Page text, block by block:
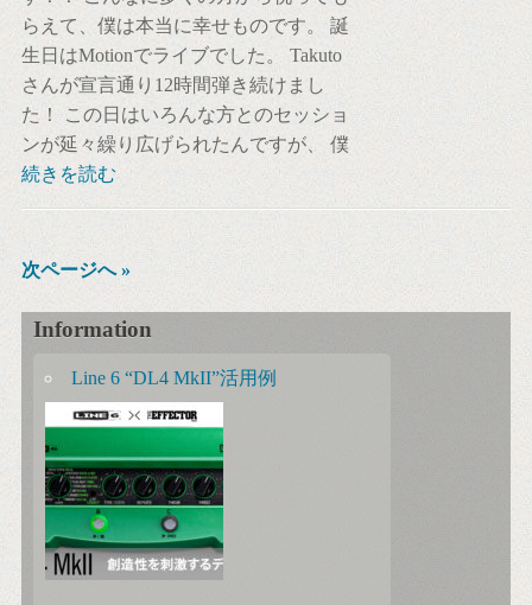
らえて、僕は本当に幸せものです。 誕
生日はMotionでライブでした。 Takuto
さんが宣言通り12時間弾き続けまし
た！ この日はいろんな方とのセッショ
ンが延々繰り広げられたんですが、 僕
続きを読む
次ページへ »
Information
Line 6 “DL4 MkII”活用例